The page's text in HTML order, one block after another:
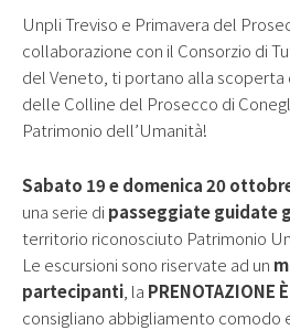
Unpli Treviso e Primavera del
collaborazione con il Consorzio di
del Veneto, ti portano alla scoperta
delle Colline del Prosecco di
Patrimonio dell’Umanità!
Sabato 19 e domenica 20
una serie di passeggiate guidate
territorio riconosciuto Patrimonio
Le escursioni sono riservate ad un
partecipanti , la PRENOTAZIONE
consigliano abbigliamento comodo